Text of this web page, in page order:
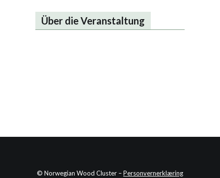
Über die Veranstaltung
© Norwegian Wood Cluster –Personvernerklæring